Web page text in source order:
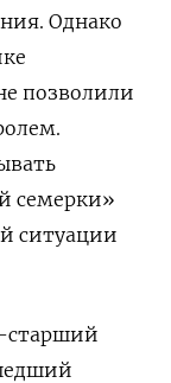
Однако
позволили
семерки»
ситуации
старший